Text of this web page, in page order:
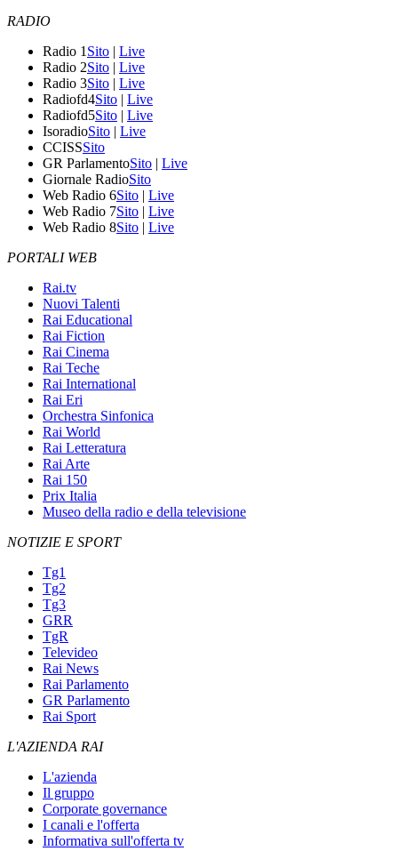
RADIO
Radio 1 Sito | Live
Radio 2Sito | Live
Radio 3Sito | Live
Radiofd4Sito | Live
Radiofd5Sito | Live
IsoradioSito | Live
CCISSSito
GR ParlamentoSito | Live
Giornale RadioSito
Web Radio 6Sito | Live
Web Radio 7Sito | Live
Web Radio 8Sito | Live
PORTALI WEB
Rai.tv
Nuovi Talenti
Rai Educational
Rai Fiction
Rai Cinema
Rai Teche
Rai International
Rai Eri
Orchestra Sinfonica
Rai World
Rai Letteratura
Rai Arte
Rai 150
Prix Italia
Museo della radio e della televisione
NOTIZIE E SPORT
Tg1
Tg2
Tg3
GRR
TgR
Televideo
Rai News
Rai Parlamento
GR Parlamento
Rai Sport
L'AZIENDA RAI
L'azienda
Il gruppo
Corporate governance
I canali e l'offerta
Informativa sull'offerta tv